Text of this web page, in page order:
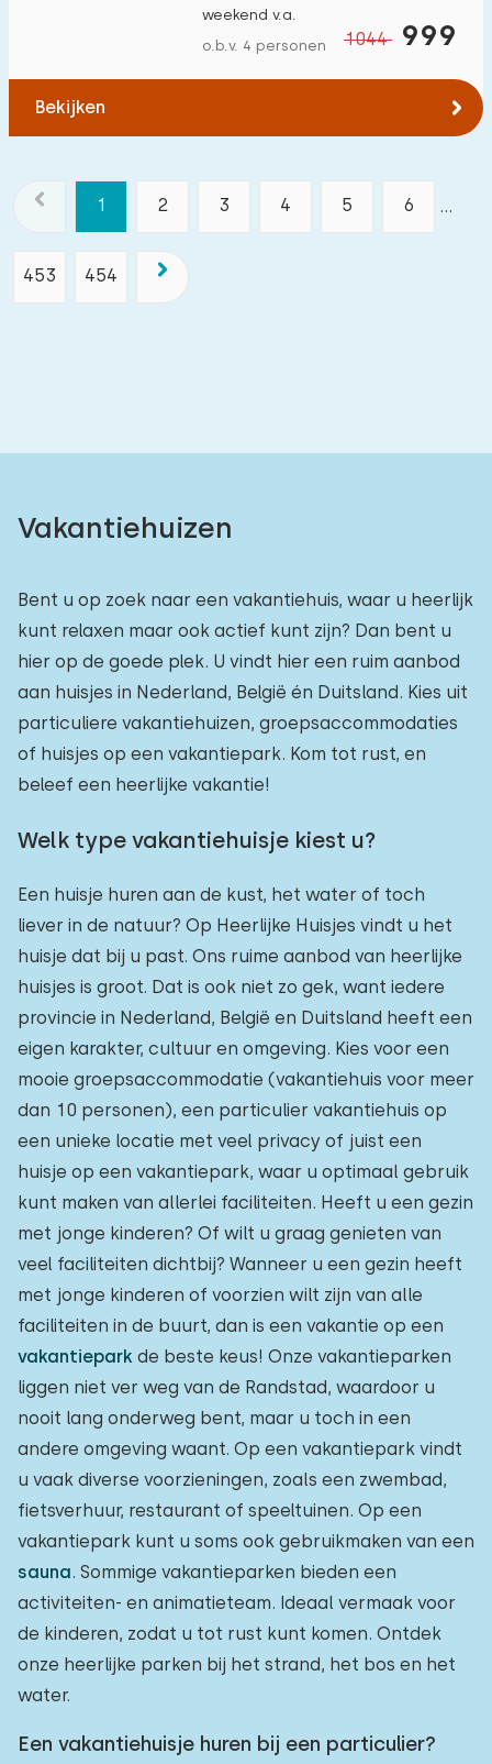
1044 999
weekend v.a.
o.b.v. 4 personen
Bekijken
1 2 3 4 5 6 ...
453 454
Vakantiehuizen
Bent u op zoek naar een vakantiehuis, waar u heerlijk
kunt relaxen maar ook actief kunt zijn? Dan bent u
hier op de goede plek. U vindt hier een ruim aanbod
aan huisjes in Nederland, België én Duitsland. Kies uit
particuliere vakantiehuizen, groepsaccommodaties
of huisjes op een vakantiepark. Kom tot rust, en
beleef een heerlijke vakantie!
Welk type vakantiehuisje kiest u?
Een huisje huren aan de kust, het water of toch
liever in de natuur? Op Heerlijke Huisjes vindt u het
huisje dat bij u past. Ons ruime aanbod van heerlijke
huisjes is groot. Dat is ook niet zo gek, want iedere
provincie in Nederland, België en Duitsland heeft een
eigen karakter, cultuur en omgeving. Kies voor een
mooie groepsaccommodatie (vakantiehuis voor meer
dan 10 personen), een particulier vakantiehuis op
een unieke locatie met veel privacy of juist een
huisje op een vakantiepark, waar u optimaal gebruik
kunt maken van allerlei faciliteiten. Heeft u een gezin
met jonge kinderen? Of wilt u graag genieten van
veel faciliteiten dichtbij? Wanneer u een gezin heeft
met jonge kinderen of voorzien wilt zijn van alle
faciliteiten in de buurt, dan is een vakantie op een
vakantiepark de beste keus! Onze vakantieparken
liggen niet ver weg van de Randstad, waardoor u
nooit lang onderweg bent, maar u toch in een
andere omgeving waant. Op een vakantiepark vindt
u vaak diverse voorzieningen, zoals een zwembad,
fietsverhuur, restaurant of speeltuinen. Op een
vakantiepark kunt u soms ook gebruikmaken van een
sauna. Sommige vakantieparken bieden een
activiteiten- en animatieteam. Ideaal vermaak voor
de kinderen, zodat u tot rust kunt komen. Ontdek
onze heerlijke parken bij het strand, het bos en het
water.
Een vakantiehuisje huren bij een particulier?